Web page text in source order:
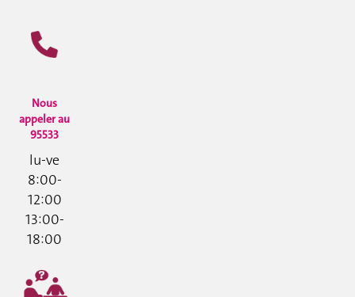
Nous
appeler au
95533
lu-ve
8:00-
12:00
13:00-
18:00